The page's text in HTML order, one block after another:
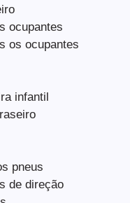
ocupantes
os ocupantes
infantil
pneus
de direção